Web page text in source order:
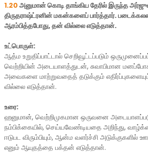
1.20 அனுமான் கொடி தாங்கிய தேரில் இருந்த
திருதராஷ்ட்ரனின் மகன்களைப் பார்த்தார்.
ஆரம்பித்தபோது, தன் வில்லை எடுத்தான்.
உட்பொருள்:
ஆத்ம உறுதிப்பாட்டால் செறிவூட்டப்படும்
வெற்றியின் அடையாளத்துடன், சுவாபிமான
அவைகளை மாற்றுவதைத் தடுக்கும்
வில்லை எடுத்தான்.
உரை:
ஹனுமான், வெற்றிமுகமான ஒருவனை
நம்பிக்கையில், செய்யவேண்டியதை அறிந்து,
ஈடுபட விரும்பியும், ஆன்ம வளர்ச்சி அடுக்குகளில்
எனும் ஆயுதத்தை பக்தன் எடுத்தான்.